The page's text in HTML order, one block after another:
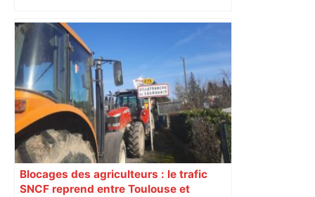
Top 14: comment Perpignan a une
nouvelle fois fait tomber Toulouse? –
RMC Sport
Blocages des agriculteurs : le trafic
SNCF reprend entre Toulouse et